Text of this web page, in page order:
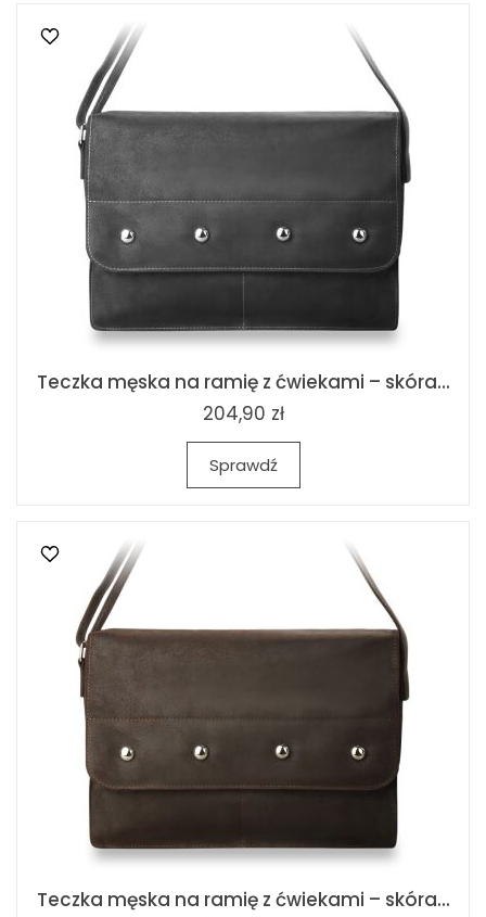
Teczka męska na ramię z ćwiekami – skóra...
204,90 zł
Sprawdź
Teczka męska na ramię z ćwiekami – skóra...